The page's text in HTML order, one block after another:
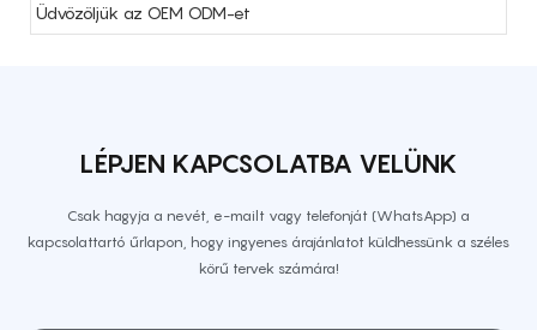
Üdvözöljük az OEM ODM-et
LÉPJEN KAPCSOLATBA VELÜNK
Csak hagyja a nevét, e-mailt vagy telefonját (WhatsApp) a
kapcsolattartó űrlapon, hogy ingyenes árajánlatot küldhessünk a széles
körű tervek számára!